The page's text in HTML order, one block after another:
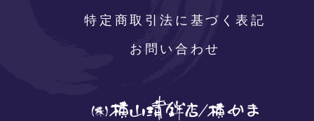
特定商取引法に基づく表記
お問い合わせ